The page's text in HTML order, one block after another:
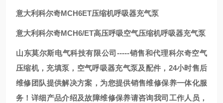
意大利科尔奇MCH6ET压缩机呼吸器充气泵
意大利科尔奇MCH6/ET高压呼吸空气压缩机呼吸器充气泵
山东莫尔斯电气科技有限公司-----销售和代理科尔奇空气
压缩机，充填泵，空气呼吸器充气泵及配件，24小时售后
维修团队提供解决方案，为您提供销售维修保养一体化服
务！详细产品介绍及故障维修保养请咨询我司工作人员，